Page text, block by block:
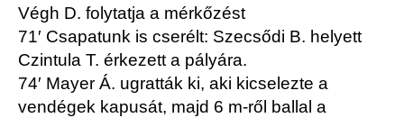
Végh D. folytatja a mérkőzést
71′ Csapatunk is cserélt: Szecsődi B. helyett
Czintula T. érkezett a pályára.
74′ Mayer Á. ugratták ki, aki kicselezte a
vendégek kapusát, majd 6 m-ről ballal a